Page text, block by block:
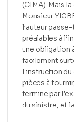
(CIMA). Mais
Monsieur
l’auteur
préalables à
une obligation
facilement
l’instruction
pièces à
termine par
du sinistre, et